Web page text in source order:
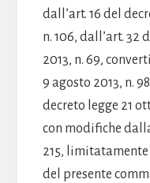
dall’art. 16 del
n. 106, dall’art. 32
2013, n. 69,
9 agosto 2013, n.
decreto legge 21
con modifiche
215,
del presente